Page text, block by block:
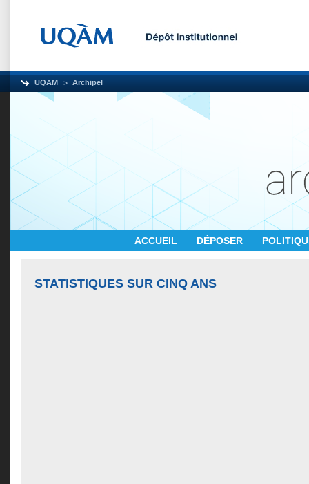
UQAM Archipel
ACCUEIL DÉPOSER
STATISTIQUES SUR CINQ ANS